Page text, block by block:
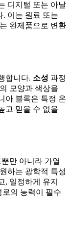
디지털 또는 아날
. 이는 원료 또는
완제품으로 변환
합니다. 소성 과정
모양과 색상을
아 블록은 특정 온
고 믿을 수 없을
만 아니라 가열
하는 광학적 특성
, 일정하게 유지
의 능력이 필수